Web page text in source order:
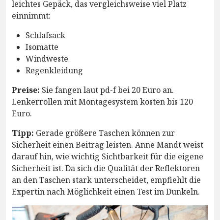
leichtes Gepäck, das vergleichsweise viel Platz
einnimmt:
Schlafsack
Isomatte
Windweste
Regenkleidung
Preise: Sie fangen laut pd-f bei 20 Euro an.
Lenkerrollen mit Montagesystem kosten bis 120
Euro.
Tipp: Gerade größere Taschen können zur
Sicherheit einen Beitrag leisten. Anne Mandt weist
darauf hin, wie wichtig Sichtbarkeit für die eigene
Sicherheit ist. Da sich die Qualität der Reflektoren
an den Taschen stark unterscheidet, empfiehlt die
Expertin nach Möglichkeit einen Test im Dunkeln.